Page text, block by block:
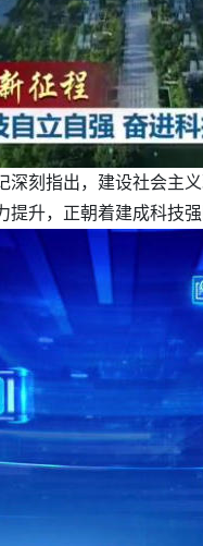
刻指出，建设社会主
升，正朝着建成科技